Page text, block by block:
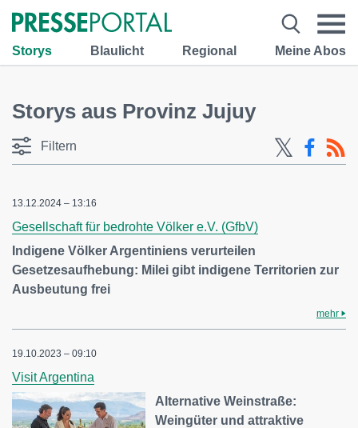
Storys Blaulicht Regional Meine Abos
Storys aus Provinz Jujuy
Filtern
13.12.2024 – 13:16
Gesellschaft für bedrohte Völker e.V. (GfbV)
Indigene Völker Argentiniens verurteilen
Gesetzesaufhebung: Milei gibt indigene Territorien zur
Ausbeutung frei
mehr
19.10.2023 – 09:10
Visit Argentina
Alternative Weinstraße:
Weingüter und attraktive